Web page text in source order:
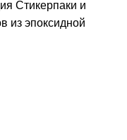
Стикерпаки и
из эпоксидной